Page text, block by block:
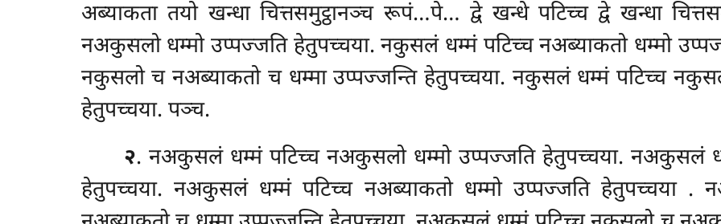
अब्याकता तयो खन्धा चित्तसमुट्ठानञ्च रूपं…पे… द्वे खन्धे पटिच्च द्वे खन्धा
नअकुसलो धम्मो उप्पज्जति हेतुपच्चया. नकुसलं धम्मं पटिच्च नअब्याकतो धम्मो
नकुसलो च नअब्याकतो च धम्मा उप्पज्जन्ति हेतुपच्चया. नकुसलं धम्मं पटिच्च
हेतुपच्चया. पञ्च.
२. नअकुसलं धम्मं पटिच्च नअकुसलो धम्मो उप्पज्जति हेतुपच्चया. नअकुसलं
हेतुपच्चया. नअकुसलं धम्मं पटिच्च नअब्याकतो धम्मो उप्पज्जति हेतुपच्चया .